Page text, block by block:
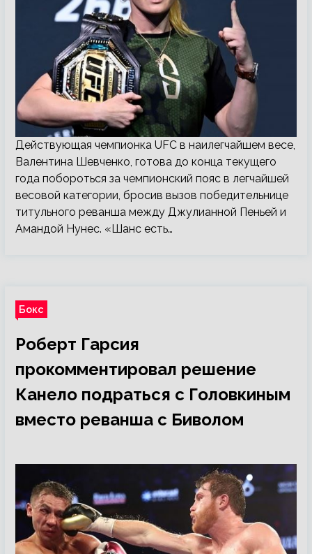
Действующая чемпионка UFC в наилегчайшем весе,
Валентина Шевченко, готова до конца текущего
года побороться за чемпионский пояс в легчайшей
весовой категории, бросив вызов победительнице
титульного реванша между Джулианной Пеньей и
Амандой Нунес. «Шанс есть…
Бокс
Роберт Гарсия
прокомментировал решение
Канело подраться с Головкиным
вместо реванша с Биволом